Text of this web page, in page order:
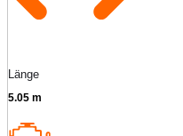
Länge
5.05 m